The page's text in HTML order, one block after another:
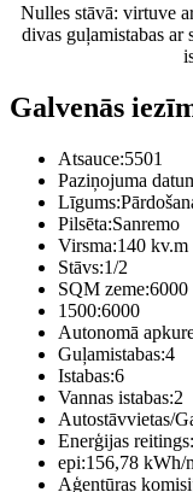
Nulles stāvā: virtuve
divas guļamistabas ar
Galvenās
Atsauce:5501
Paziņojuma
Līgums:
Pilsēta:Sanremo
Virsma:140 kv.m
Stāvs:1/2
SQM zeme:6000
1500:6000
Autonomā
Guļamistabas:4
Istabas:6
Vannas istabas:2
Autostāvvietas/
Enerģijas reitings:
epi:156,78 kWh/
Aģentūras